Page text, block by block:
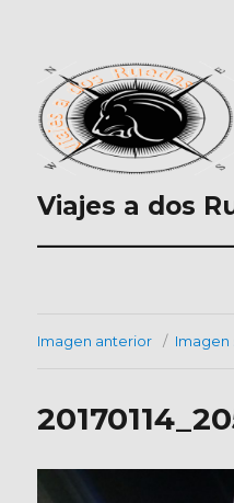
Viajes a dos
Imagen anterior Imagen